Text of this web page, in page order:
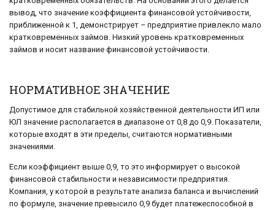
вывод, что значение коэффициента финансовой устойчивости,
приближенной к 1, демонстрирует – предприятие привлекло мало
кратковременных займов. Низкий уровень кратковременных
займов и носит название финансовой устойчивости.
НОРМАТИВНОЕ ЗНАЧЕНИЕ
Допустимое для стабильной хозяйственной деятельности ИП или
ЮЛ значение располагается в диапазоне от 0,8 до 0,9. Показатели,
которые входят в эти пределы, считаются нормативными
значениями.
Если коэффициент выше 0,9, то это информирует о высокой
финансовой стабильности и независимости предприятия.
Компания, у которой в результате анализа баланса и вычислений
по формуле, значение превысило 0,9 будет платежеспособной в